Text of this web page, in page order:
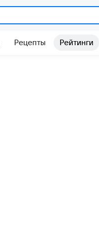
Рецепты Рейтинги